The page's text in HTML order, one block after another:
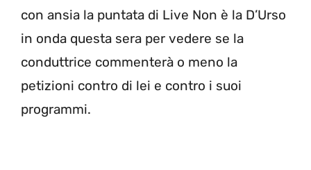
con ansia la puntata di Live Non è la D’Urso
in onda questa sera per vedere se la
conduttrice commenterà o meno la
petizioni contro di lei e contro i suoi
programmi.